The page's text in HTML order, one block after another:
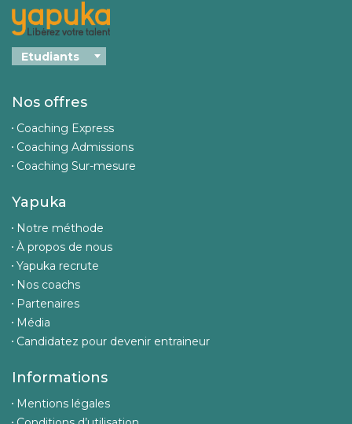
Nos offres
Coaching Express
Coaching Admissions
Coaching Sur-mesure
Yapuka
Notre méthode
À propos de nous
Yapuka recrute
Nos coachs
Partenaires
Média
Candidatez pour devenir entraineur
Informations
Mentions légales